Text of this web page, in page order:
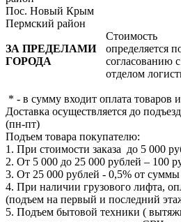
Пос. Новый Крым
Пермский район
ЗА ПРЕДЕЛАМИ
ГОРОДА
Стоимость
определяется
согласованию с
отделом
* - в сумму входит оплата товаров
Доставка осуществляется до
(пн-пт)
Подъем товара покупателю:
1. При стоимости заказа до 5 000
2. От 5 000 до 25 000 рублей – 100
3. От 25 000 рублей - 0,5% от суммы
4. При наличии грузового лифта,
(подъем на первый и последний
5. Подъем бытовой техники (